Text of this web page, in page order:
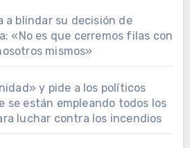
a blindar su decisión de
«No es que cerremos filas con
mismos»
y pide a los políticos
se están empleando todos los
luchar contra los incendios